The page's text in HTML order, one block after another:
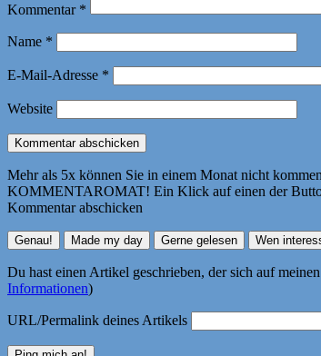
Kommentar *
Name *
E-Mail-Adresse *
Website
Mehr als 5x können Sie in einem Monat nicht
KOMMENTAROMAT! Ein Klick auf einen der
Kommentar abschicken
Du hast einen Artikel geschrieben, der sich auf
Informationen)
URL/Permalink deines Artikels